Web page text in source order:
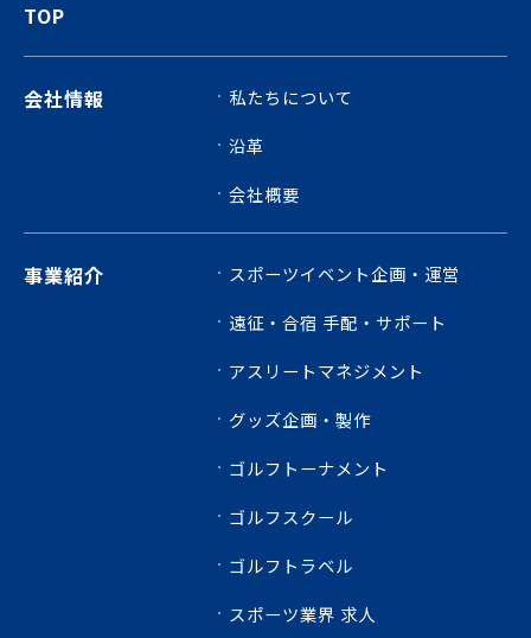
TOP
会社情報
私たちについて
沿革
会社概要
事業紹介
スポーツイベント企画・運営
遠征・合宿 手配・サポート
アスリートマネジメント
グッズ企画・製作
ゴルフトーナメント
ゴルフスクール
ゴルフトラベル
スポーツ業界 求人